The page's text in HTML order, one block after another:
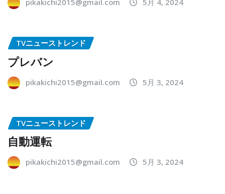
pikakichi2015@gmail.com 5月 4, 2024
TVニューストレンド
プレバン
pikakichi2015@gmail.com 5月 3, 2024
TVニューストレンド
自動運転
pikakichi2015@gmail.com 5月 3, 2024